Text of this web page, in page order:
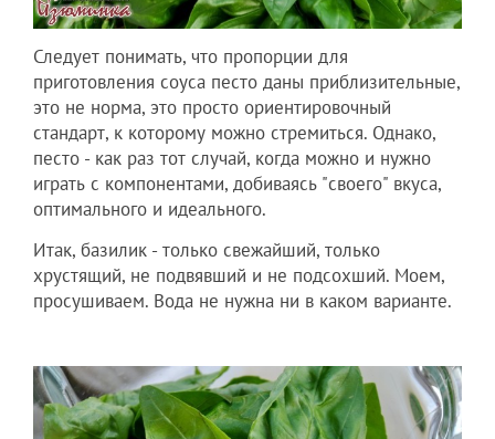
Следует понимать, что пропорции для
приготовления соуса песто даны приблизительные,
это не норма, это просто ориентировочный
стандарт, к которому можно стремиться. Однако,
песто - как раз тот случай, когда можно и нужно
играть с компонентами, добиваясь "своего" вкуса,
оптимального и идеального.
Итак, базилик - только свежайший, только
хрустящий, не подвявший и не подсохший. Моем,
просушиваем. Вода не нужна ни в каком варианте.